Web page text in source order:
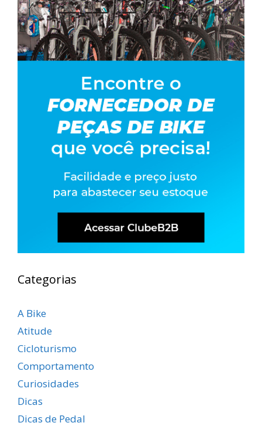
Categorias
A Bike
Atitude
Cicloturismo
Comportamento
Curiosidades
Dicas
Dicas de Pedal